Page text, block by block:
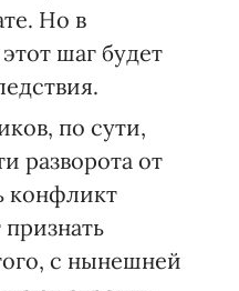
Но в
шаг будет
по сути,
разворота от
конфликт
с нынешней